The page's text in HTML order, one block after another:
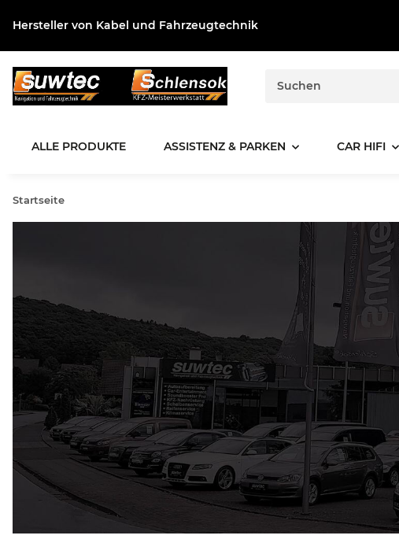
Hersteller von Kabel und Fahrzeugtechnik
ALLE PRODUKTE ASSISTENZ & PARKEN CAR HIFI
Startseite